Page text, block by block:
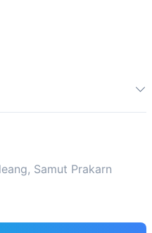
Samut Prakarn